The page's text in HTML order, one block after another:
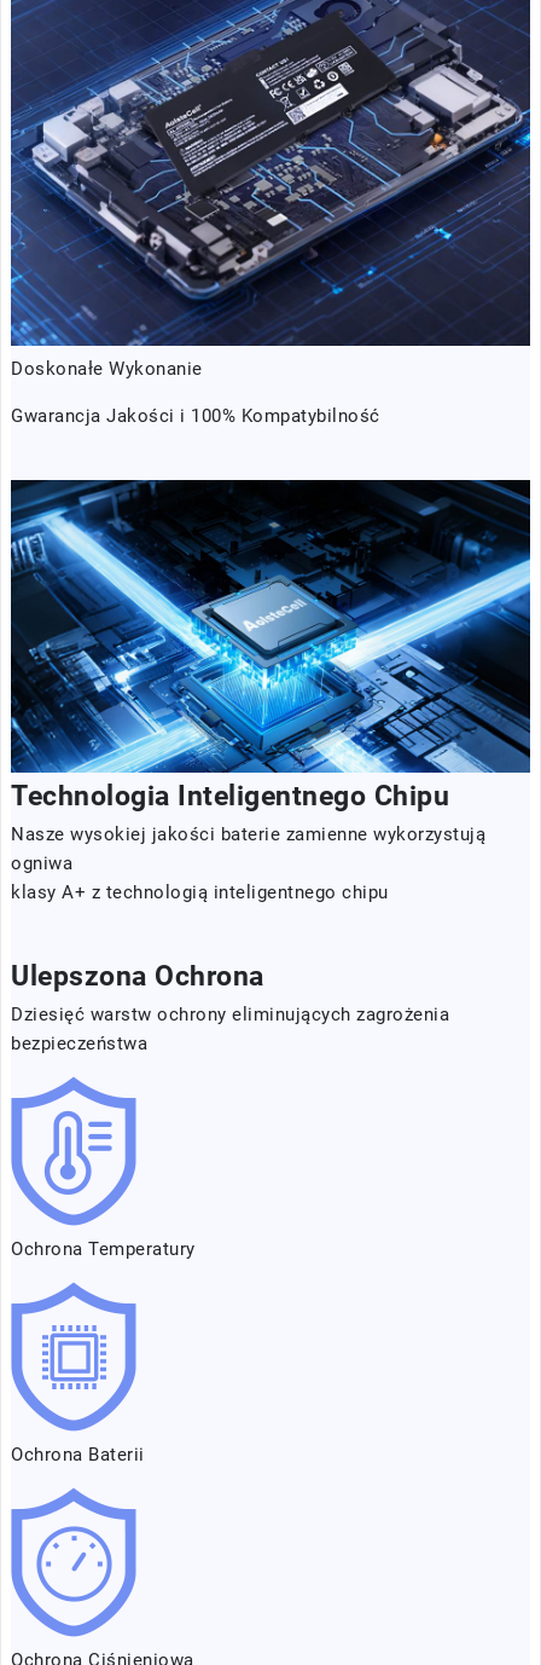
Doskonałe Wykonanie
Gwarancja Jakości i 100% Kompatybilność
Technologia Inteligentnego Chipu
Nasze wysokiej jakości baterie zamienne wykorzystują
ogniwa
klasy A+ z technologią inteligentnego chipu
Ulepszona Ochrona
Dziesięć warstw ochrony eliminujących zagrożenia
bezpieczeństwa
Ochrona Temperatury
Ochrona Baterii
Ochrona Ciśnieniowa